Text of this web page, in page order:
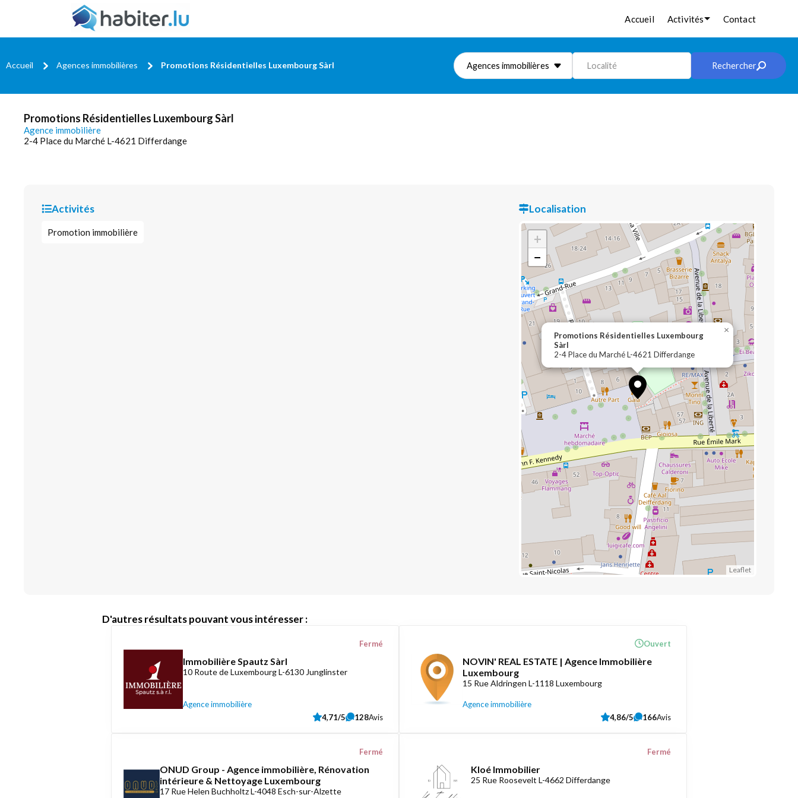
Accueil Activités Contact
Accueil Agences immobilières Promotions Résidentielles Luxembourg Sàrl Agences immobilières Localité Rechercher
Promotions Résidentielles Luxembourg Sàrl
Agence immobilière
2-4 Place du Marché L-4621 Differdange
Activités
Promotion immobilière
Localisation
Promotions Résidentielles Luxembourg
Sàrl
2-4 Place du Marché L-4621 Differdange
×
+
−
Leaflet
D'autres résultats pouvant vous intéresser :
Immobilière Spautz Sàrl
10 Route de Luxembourg L-6130 Junglinster
Agence immobilière
Fermé
4,71/5 128Avis
NOVIN' REAL ESTATE | Agence Immobilière
Luxembourg
15 Rue Aldringen L-1118 Luxembourg
Agence immobilière
Ouvert
4,86/5 166Avis
ONUD Group - Agence immobilière, Rénovation
intérieure & Nettoyage Luxembourg
17 Rue Helen Buchholtz L-4048 Esch-sur-Alzette
Fermé
Kloé Immobilier
25 Rue Roosevelt L-4662 Differdange
Fermé